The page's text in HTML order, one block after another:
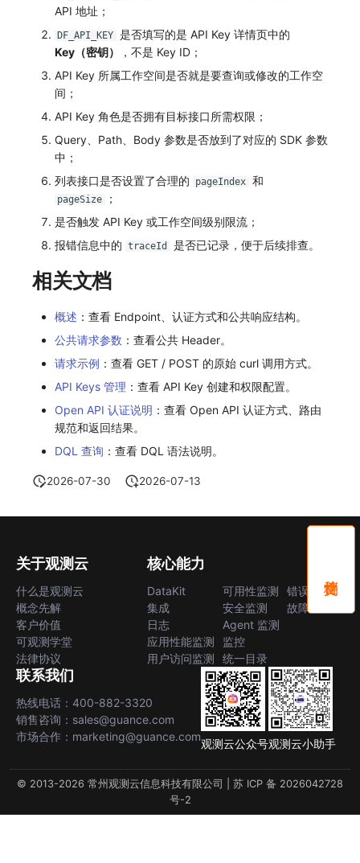
API 地址；
DF_API_KEY 是否填写的是 API Key 详情页中的
Key（密钥）
，不是 Key ID；
API Key 所属工作空间是否就是要查询或修改的工作空
间；
API Key 角色是否拥有目标接口所需权限；
Query、Path、Body 参数是否放到了对应的 SDK 参数
中；
列表接口是否设置了合理的
pageIndex 和
pageSize
；
是否触发 API Key 或工作空间级别限流；
报错信息中的 traceId 是否已记录，便于后续排查。
相关文档
概述 ：查看 Endpoint、认证方式和公共响应结构。
公共请求参数 ：查看公共 Header。
请求示例 ：查看 GET / POST 的原始 curl 调用方式。
API Keys 管理 ：查看 API Key 创建和权限配置。
Open API 认证说明 ：查看 Open API 认证方式、路由
规范和返回结果。
DQL 查询 ：查看 DQL 语法说明。
2026-07-30 2026-07-13
关于观测云
什么是观测云
概念先解
客户价值
可观测学堂
法律协议
核心能力
DataKit
集成
日志
应用性能监测
用户访问监测
可用性监测
安全监测
Agent 监测
监控
统一目录
错误中心
故障中心
联系我们
热线电话：400-882-3320
销售咨询：sales@guance.com
市场合作：marketing@guance.com
观测云公众号观测云小助手
© 2013-2026 常州观测云信息科技有限公司 | 苏 ICP 备 2026042728
号-2